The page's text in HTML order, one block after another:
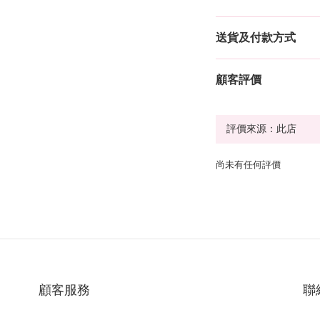
送貨及付款方式
顧客評價
尚未有任何評價
顧客服務 聯